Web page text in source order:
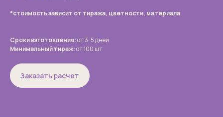
*стоимость зависит от тиража, цветности, материала
Сроки изготовления:от 3-5 дней
Минимальный тираж:от 100 шт
Заказать расчет